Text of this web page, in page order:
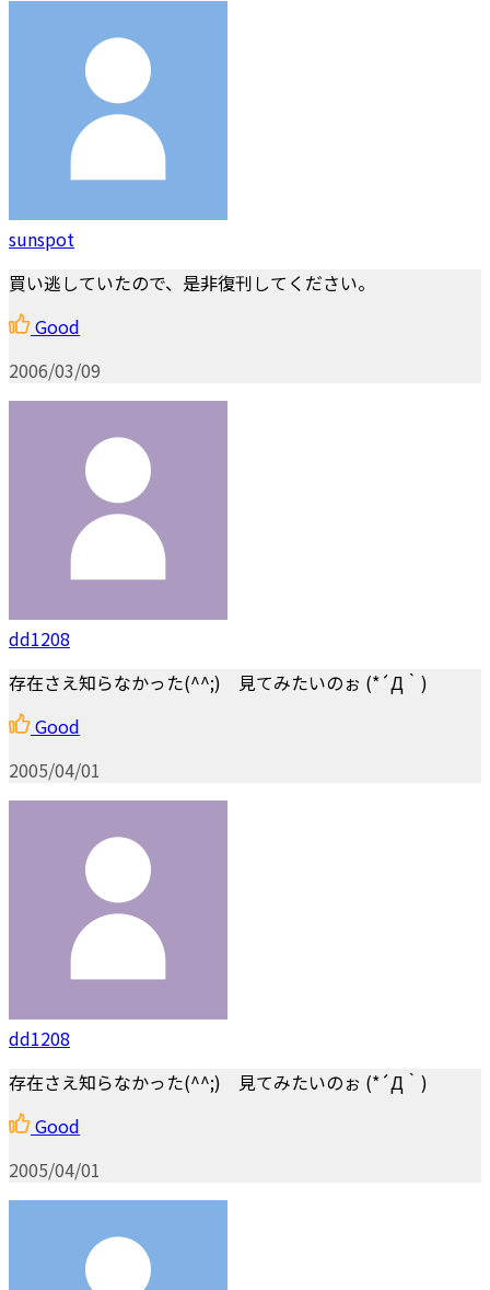
sunspot
買い逃していたので、是非復刊してください。
Good
2006/03/09
dd1208
存在さえ知らなかった(^^;) 見てみたいのぉ (*´Д｀)
Good
2005/04/01
dd1208
存在さえ知らなかった(^^;) 見てみたいのぉ (*´Д｀)
Good
2005/04/01